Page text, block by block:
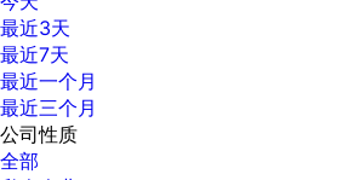
最近3天
最近7天
最近一个月
最近三个月
公司性质
全部